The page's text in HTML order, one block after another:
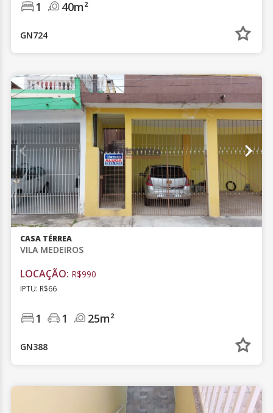
1 40m²
GN724
CASA TÉRREA
VILA MEDEIROS
LOCAÇÃO: R$990
IPTU: R$66
1 1 25m²
GN388